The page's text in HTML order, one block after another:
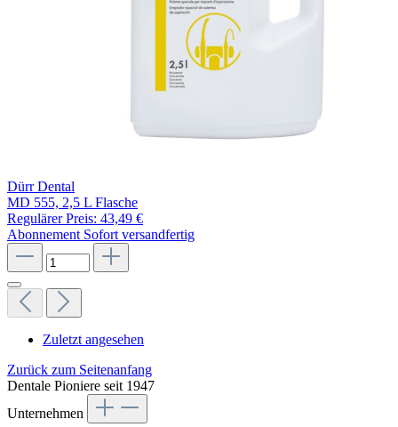
Dürr Dental
MD 555, 2,5 L Flasche
Regulärer Preis: 43,49 €
Abonnement Sofort versandfertig
Zuletzt angesehen
Zurück zum Seitenanfang
Dentale Pioniere seit 1947
Unternehmen